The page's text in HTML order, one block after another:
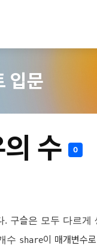
입문
수 0
구슬은 모두 다르게
수 share이 매개변수